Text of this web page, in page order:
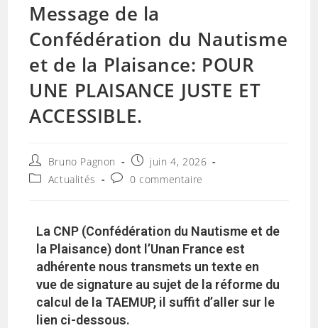
Message de la
Confédération du Nautisme
et de la Plaisance: POUR
UNE PLAISANCE JUSTE ET
ACCESSIBLE.
Bruno Pagnon
juin 4, 2026
Actualités
0 commentaire
La CNP (Confédération du Nautisme et de
la Plaisance) dont l’Unan France est
adhérente nous transmets un texte en
vue de signature au sujet de la réforme du
calcul de la TAEMUP, il suffit d’aller sur le
lien ci-dessous.